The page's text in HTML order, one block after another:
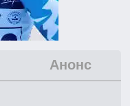
Анонс